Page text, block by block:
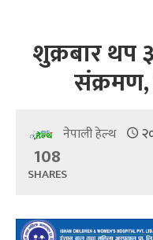
शुक्रबार थप
नेपाली हेल्थ
108
SHARES